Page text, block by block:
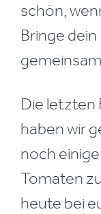
schön,
Bringe
Die letzten
haben wir
noch
Tomaten
heute bei